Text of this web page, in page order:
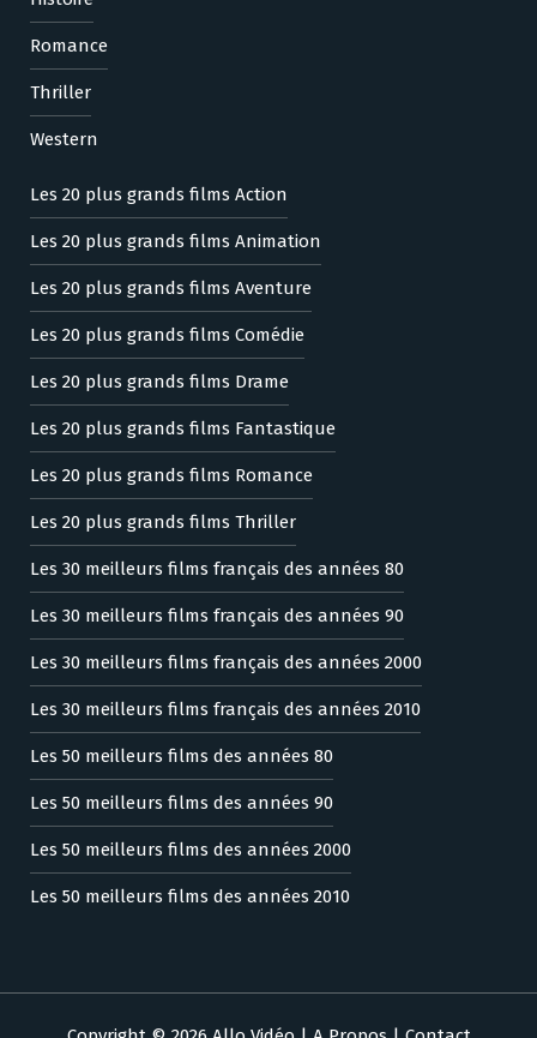
Romance
Thriller
Western
Les 20 plus grands films Action
Les 20 plus grands films Animation
Les 20 plus grands films Aventure
Les 20 plus grands films Comédie
Les 20 plus grands films Drame
Les 20 plus grands films Fantastique
Les 20 plus grands films Romance
Les 20 plus grands films Thriller
Les 30 meilleurs films français des années 80
Les 30 meilleurs films français des années 90
Les 30 meilleurs films français des années 2000
Les 30 meilleurs films français des années 2010
Les 50 meilleurs films des années 80
Les 50 meilleurs films des années 90
Les 50 meilleurs films des années 2000
Les 50 meilleurs films des années 2010